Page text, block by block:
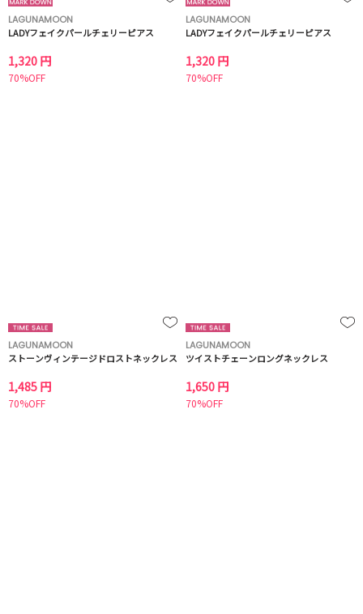
LAGUNAMOON
LADYフェイクパールチェリーピアス
1,320 円
70%OFF
LAGUNAMOON
LADYフェイクパールチェリーピアス
1,320 円
70%OFF
LAGUNAMOON
ストーンヴィンテージドロストネックレス
1,485 円
70%OFF
LAGUNAMOON
ツイストチェーンロングネックレス
1,650 円
70%OFF